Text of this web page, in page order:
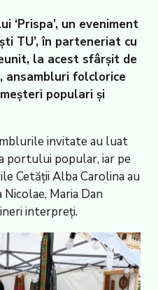
‘Prispa’, un eveniment
TU’, în parteneriat cu
la acest sfârșit de
ansambluri folclorice
populari și
invitate au luat
portului popular, iar pe
Cetății Alba Carolina au
Maria Dan
interpreți.